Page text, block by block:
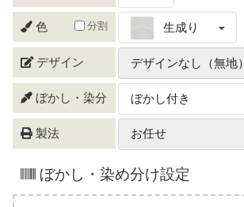
色 分割 生成り
デザイン デザインなし（無地）
ぼかし・染分 ぼかし付き
製法 お任せ
ぼかし・染め分け設定